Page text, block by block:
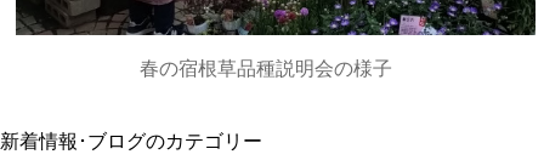
春の宿根草品種説明会の様子
新着情報･ブログのカテゴリー